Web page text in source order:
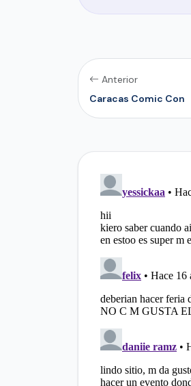
Anterior
Caracas Comic Con